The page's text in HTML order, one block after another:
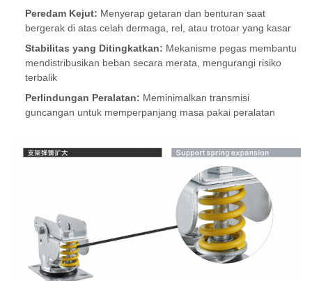
Peredam Kejut: Menyerap getaran dan benturan saat
bergerak di atas celah dermaga, rel, atau trotoar yang kasar
Stabilitas yang Ditingkatkan: Mekanisme pegas membantu
mendistribusikan beban secara merata, mengurangi risiko
terbalik
Perlindungan Peralatan: Meminimalkan transmisi
guncangan untuk memperpanjang masa pakai peralatan